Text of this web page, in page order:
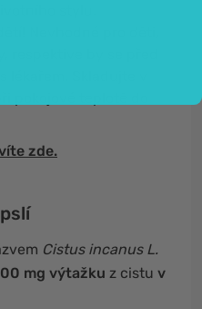
zde.
Cistus incanus L.
mg výtažku z cistu v